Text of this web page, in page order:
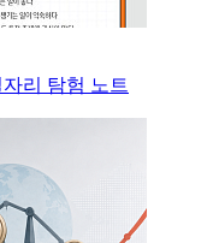
자리 탐험 노트